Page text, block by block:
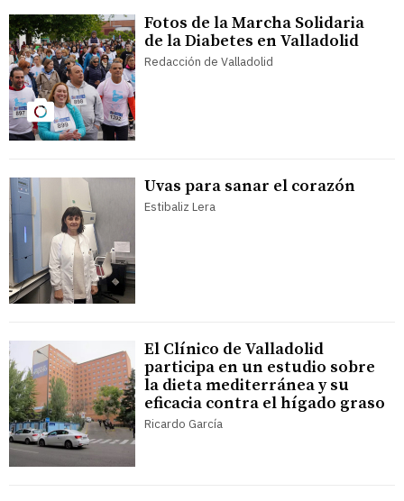
Fotos de la Marcha Solidaria
de la Diabetes en Valladolid
Redacción de Valladolid
Uvas para sanar el corazón
Estibaliz Lera
El Clínico de Valladolid
participa en un estudio sobre
la dieta mediterránea y su
eficacia contra el hígado graso
Ricardo García